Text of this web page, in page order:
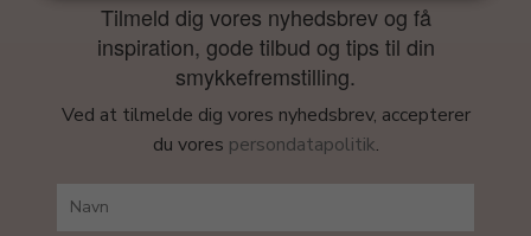
Tilmeld dig vores nyhedsbrev og få
inspiration, gode tilbud og tips til din
smykkefremstilling.
Ved at tilmelde dig vores nyhedsbrev, accepterer
du vores persondatapolitik.